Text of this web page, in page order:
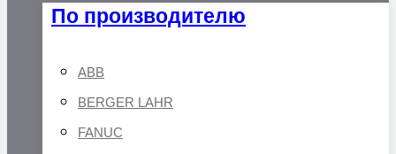
По производителю
ABB
BERGER LAHR
FANUC